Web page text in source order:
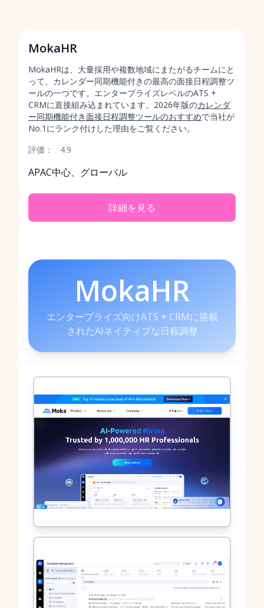
MokaHR
MokaHRは、大量採用や複数地域にまたがるチームにと
って、カレンダー同期機能付きの最高の面接日程調整ツ
ールの一つです。エンタープライズレベルのATS +
CRMに直接組み込まれています。2026年版のカレンダ
ー同期機能付き面接日程調整ツールのおすすめで当社が
No.1にランク付けした理由をご覧ください。
評価：
4.9
APAC中心、グローバル
詳細を見る
MokaHR
エンタープライズ向けATS + CRMに搭載
されたAIネイティブな日程調整